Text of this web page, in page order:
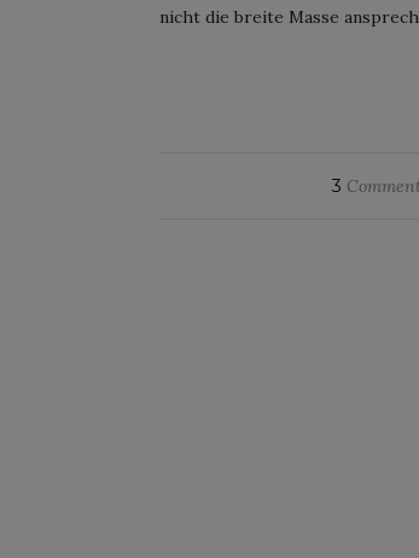
nicht die breite Masse
3